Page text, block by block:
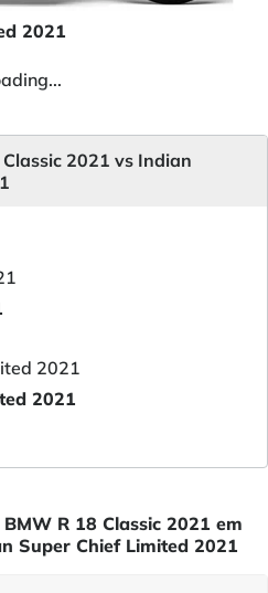
2021
2021 vs Indian
2021
R 18 Classic 2021 em
Super Chief Limited 2021